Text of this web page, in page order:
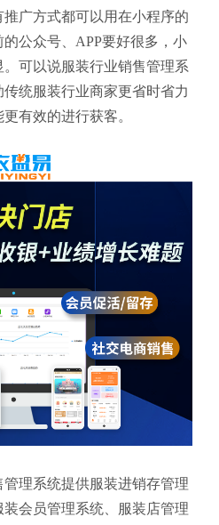
广方式都可以用在小程序的
公众号、APP要好很多，小
可以说服装行业销售管理系
传统服装行业商家更省时省力
有效的进行获客。
理系统提供服装进销存管理
会员管理系统、服装店管理